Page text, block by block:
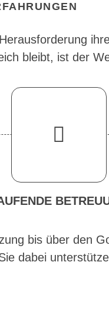
bleibt, ist der
bis über den
dabei